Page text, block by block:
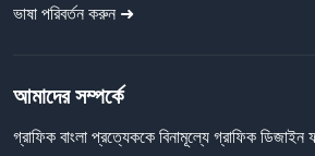
ভাষা পরিবর্তন করুন ➜
আমাদের সম্পর্কে
গ্রাফিক বাংলা প্রত্যেককে বিনামূল্যে গ্রাফিক ডিজাইন